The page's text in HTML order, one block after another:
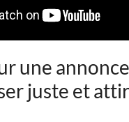
une
juste et